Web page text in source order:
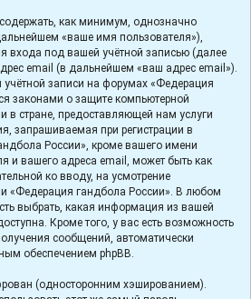
как минимум, однозначно
«ваше имя пользователя»),
входа под вашей учётной записью (далее
email (в дальнейшем «ваш адрес email»).
записи на форумах «Федерация
законами о защите компьютерной
стране, предоставляющей нам услуги
запрашиваемая при регистрации в
России», кроме вашего имени
и вашего адреса email, может быть как
ко вводу, на усмотрение
«Федерация гандбола России». В любом
выбрать, какая информация из вашей
Кроме того, у вас есть возможность
сообщений, автоматически
обеспечением phpBB.
(односторонним хэшированием).